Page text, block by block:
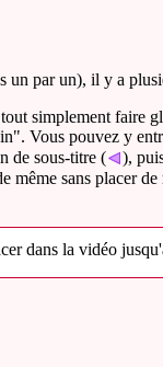
un par un), il y a
simplement faire
Vous pouvez y
de sous-titre ( ),
même sans placer
dans la vidéo